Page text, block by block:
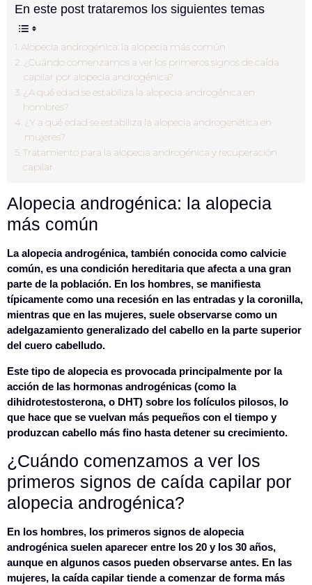
En este post trataremos los siguientes temas
Alopecia androgénica: la alopecia más común
¿Cuándo comenzamos a ver los primeros signos de caída
capilar por alopecia androgénica?
¿A qué edad se estabiliza la alopecia androgénica en
hombres?
¿Y a qué edad se estabiliza la alopecia androgenética en
mujeres?
Tratamiento para la alopecia androgénica y recuperación
capilar
Alopecia androgénica: la alopecia
más común
La alopecia androgénica, también conocida como calvicie
común, es una condición hereditaria que afecta a una gran
parte de la población. En los hombres, se manifiesta
típicamente como una recesión en las entradas y la coronilla,
mientras que en las mujeres, suele observarse como un
adelgazamiento generalizado del cabello en la parte superior
del cuero cabelludo.
Este tipo de alopecia es provocada principalmente por la
acción de las hormonas androgénicas (como la
dihidrotestosterona, o DHT) sobre los folículos pilosos, lo
que hace que se vuelvan más pequeños con el tiempo y
produzcan cabello más fino hasta detener su crecimiento.
¿Cuándo comenzamos a ver los
primeros signos de caída capilar por
alopecia androgénica?
En los hombres, los primeros signos de alopecia
androgénicasuelen aparecer entre los 20 y los 30 años,
aunque en algunos casos pueden observarse antes. En las
mujeres, la caída capilar tiende a comenzar de forma más